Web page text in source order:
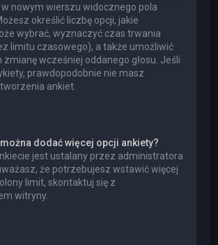
nowym wierszu widocznego pola
określić liczbę opcji, jakie
wybrać, wyznaczyć czas trwania
limitu czasowego), a także umożliwić
wcześniej oddanego głosu. Jeśli
prawdopodobnie nie masz
ankiet.
dodać więcej opcji ankiety?
jest ustalany przez administratora
że potrzebujesz wstawić więcej
limit, skontaktuj się z
witryny.